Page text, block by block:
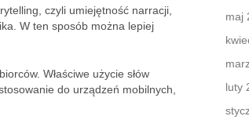
czyli umiejętność narracji,
W ten sposób można lepiej
Właściwe użycie słów
do urządzeń mobilnych,
maj
luty